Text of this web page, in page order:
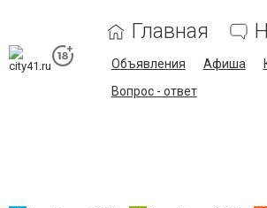
Главная
Объявления Афиша
Вопрос - ответ